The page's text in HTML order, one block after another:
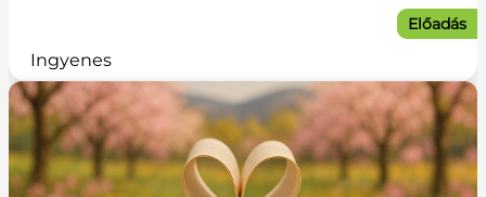
Ingyenes
Előadás